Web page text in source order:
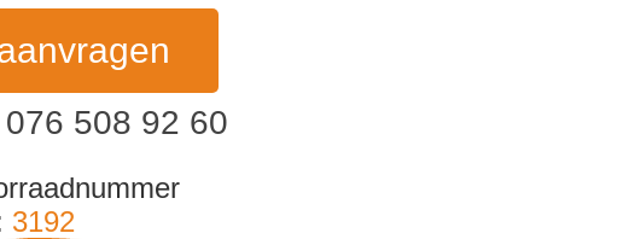
076 508 92 60
3192